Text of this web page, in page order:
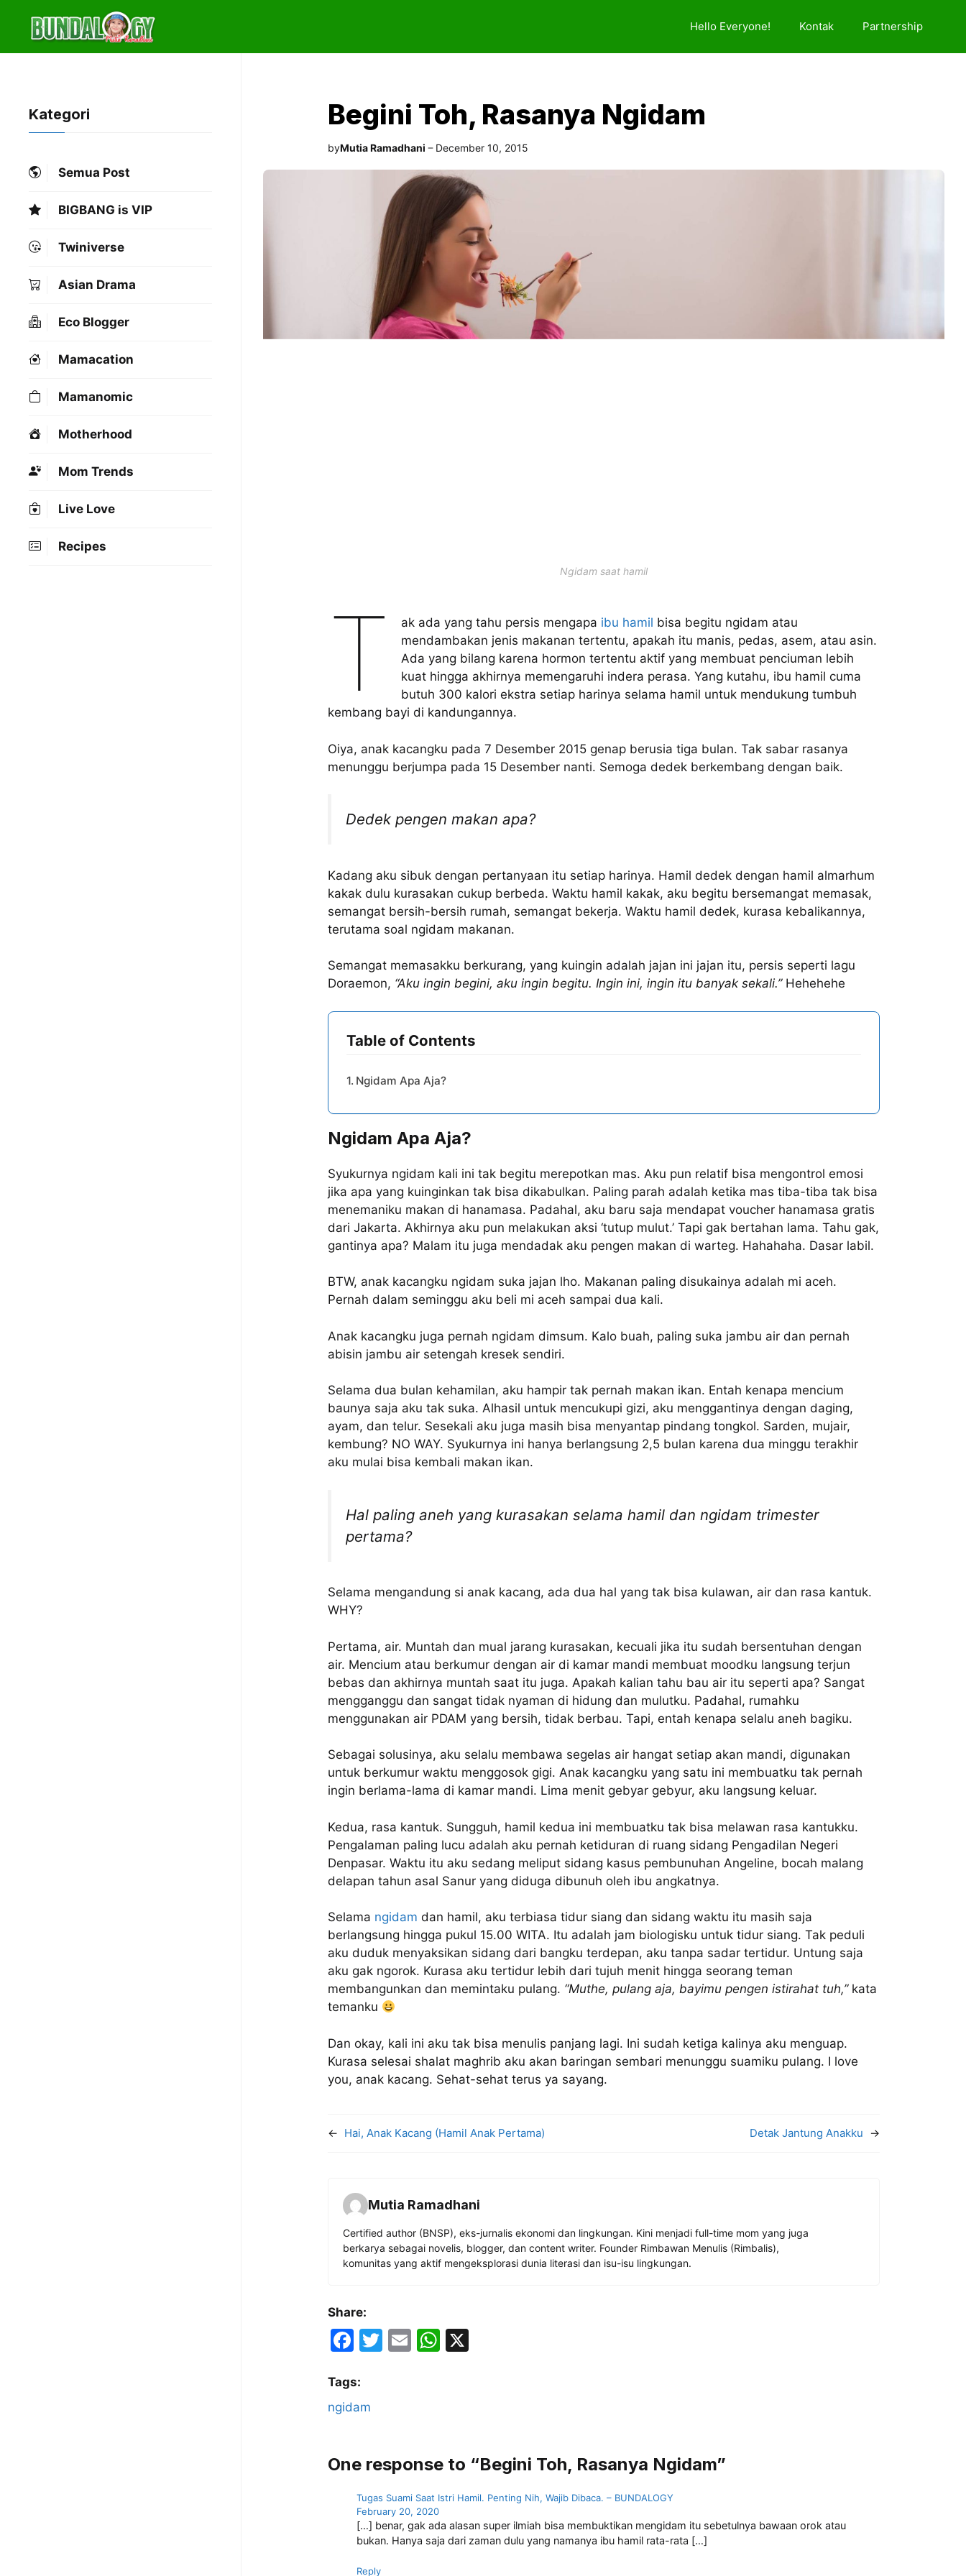
content
Hello Everyone! Kontak Partnership
Begini Toh, Rasanya Ngidam
byMutia Ramadhani December 10, 2015
Ngidam saat hamil
T ak ada yang tahu persis mengapa ibu hamil bisa begitu ngidam atau
mendambakan jenis makanan tertentu, apakah itu manis, pedas, asem, atau asin.
Ada yang bilang karena hormon tertentu aktif yang membuat penciuman lebih
kuat hingga akhirnya memengaruhi indera perasa. Yang kutahu, ibu hamil cuma
butuh 300 kalori ekstra setiap harinya selama hamil untuk mendukung tumbuh
kembang bayi di kandungannya.
Oiya, anak kacangku pada 7 Desember 2015 genap berusia tiga bulan. Tak sabar rasanya
menunggu berjumpa pada 15 Desember nanti. Semoga dedek berkembang dengan baik.
Dedek pengen makan apa?
Kadang aku sibuk dengan pertanyaan itu setiap harinya. Hamil dedek dengan hamil almarhum
kakak dulu kurasakan cukup berbeda. Waktu hamil kakak, aku begitu bersemangat memasak,
semangat bersih-bersih rumah, semangat bekerja. Waktu hamil dedek, kurasa kebalikannya,
terutama soal ngidam makanan.
Semangat memasakku berkurang, yang kuingin adalah jajan ini jajan itu, persis seperti lagu
Doraemon, “Aku ingin begini, aku ingin begitu. Ingin ini, ingin itu banyak sekali.”Hehehehe
Table of Contents
Ngidam Apa Aja?
Ngidam Apa Aja?
Syukurnya ngidam kali ini tak begitu merepotkan mas. Aku pun relatif bisa mengontrol emosi
jika apa yang kuinginkan tak bisa dikabulkan. Paling parah adalah ketika mas tiba-tiba tak bisa
menemaniku makan di hanamasa. Padahal, aku baru saja mendapat voucher hanamasa gratis
dari Jakarta. Akhirnya aku pun melakukan aksi ‘tutup mulut.’ Tapi gak bertahan lama. Tahu gak,
gantinya apa? Malam itu juga mendadak aku pengen makan di warteg. Hahahaha. Dasar labil.
BTW, anak kacangku ngidam suka jajan lho. Makanan paling disukainya adalah mi aceh.
Pernah dalam seminggu aku beli mi aceh sampai dua kali.
Anak kacangku juga pernah ngidam dimsum. Kalo buah, paling suka jambu air dan pernah
abisin jambu air setengah kresek sendiri.
Selama dua bulan kehamilan, aku hampir tak pernah makan ikan. Entah kenapa mencium
baunya saja aku tak suka. Alhasil untuk mencukupi gizi, aku menggantinya dengan daging,
ayam, dan telur. Sesekali aku juga masih bisa menyantap pindang tongkol. Sarden, mujair,
kembung? NO WAY. Syukurnya ini hanya berlangsung 2,5 bulan karena dua minggu terakhir
aku mulai bisa kembali makan ikan.
Hal paling aneh yang kurasakan selama hamil dan ngidam trimester
pertama?
Selama mengandung si anak kacang, ada dua hal yang tak bisa kulawan, air dan rasa kantuk.
WHY?
Pertama, air. Muntah dan mual jarang kurasakan, kecuali jika itu sudah bersentuhan dengan
air. Mencium atau berkumur dengan air di kamar mandi membuat moodku langsung terjun
bebas dan akhirnya muntah saat itu juga. Apakah kalian tahu bau air itu seperti apa? Sangat
mengganggu dan sangat tidak nyaman di hidung dan mulutku. Padahal, rumahku
menggunakan air PDAM yang bersih, tidak berbau. Tapi, entah kenapa selalu aneh bagiku.
Sebagai solusinya, aku selalu membawa segelas air hangat setiap akan mandi, digunakan
untuk berkumur waktu menggosok gigi. Anak kacangku yang satu ini membuatku tak pernah
ingin berlama-lama di kamar mandi. Lima menit gebyar gebyur, aku langsung keluar.
Kedua, rasa kantuk. Sungguh, hamil kedua ini membuatku tak bisa melawan rasa kantukku.
Pengalaman paling lucu adalah aku pernah ketiduran di ruang sidang Pengadilan Negeri
Denpasar. Waktu itu aku sedang meliput sidang kasus pembunuhan Angeline, bocah malang
delapan tahun asal Sanur yang diduga dibunuh oleh ibu angkatnya.
Selama ngidam dan hamil, aku terbiasa tidur siang dan sidang waktu itu masih saja
berlangsung hingga pukul 15.00 WITA. Itu adalah jam biologisku untuk tidur siang. Tak peduli
aku duduk menyaksikan sidang dari bangku terdepan, aku tanpa sadar tertidur. Untung saja
aku gak ngorok. Kurasa aku tertidur lebih dari tujuh menit hingga seorang teman
membangunkan dan memintaku pulang. “Muthe, pulang aja, bayimu pengen istirahat tuh,”kata
temanku
Dan okay, kali ini aku tak bisa menulis panjang lagi. Ini sudah ketiga kalinya aku menguap.
Kurasa selesai shalat maghrib aku akan baringan sembari menunggu suamiku pulang. I love
you, anak kacang. Sehat-sehat terus ya sayang.
← Hai, Anak Kacang (Hamil Anak Pertama) Detak Jantung Anakku →
Mutia Ramadhani
Certified author (BNSP), eks-jurnalis ekonomi dan lingkungan. Kini menjadi full-time mom yang juga
berkarya sebagai novelis, blogger, dan content writer. Founder Rimbawan Menulis (Rimbalis),
komunitas yang aktif mengeksplorasi dunia literasi dan isu-isu lingkungan.
Share:
F
c
e
o
o
k
T
E
W
p
p
Tags:
ngidam
One response to “Begini Toh, Rasanya Ngidam”
Tugas Suami Saat Istri Hamil. Penting Nih, Wajib Dibaca. – BUNDALOGY
February 20, 2020
[…] benar, gak ada alasan super ilmiah bisa membuktikan mengidam itu sebetulnya bawaan orok atau
bukan. Hanya saja dari zaman dulu yang namanya ibu hamil rata-rata […]
Reply
Kategori
Semua Post
BIGBANG is VIP
Twiniverse
Asian Drama
Eco Blogger
Mamacation
Mamanomic
Motherhood
Mom Trends
Live Love
Recipes